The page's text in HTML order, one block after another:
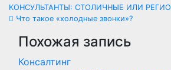
Навигация
по
записям
КОНСУЛЬТАНТЫ: СТОЛИЧНЫЕ ИЛИ
Что такое «холодные звонки»?
Похожая запись
Консалтинг